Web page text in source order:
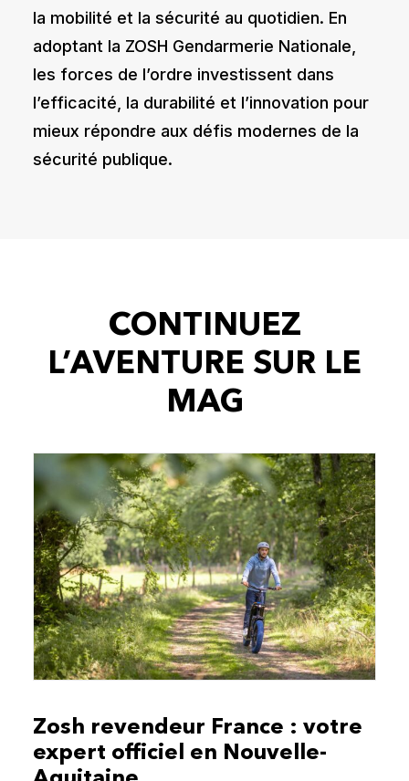
la mobilité et la sécurité au quotidien. En
adoptant la ZOSH Gendarmerie Nationale,
les forces de l’ordre investissent dans
l’efficacité, la durabilité et l’innovation pour
mieux répondre aux défis modernes de la
sécurité publique.
CONTINUEZ
L’AVENTURE SUR LE
MAG
Zosh revendeur France : votre
expert officiel en Nouvelle-